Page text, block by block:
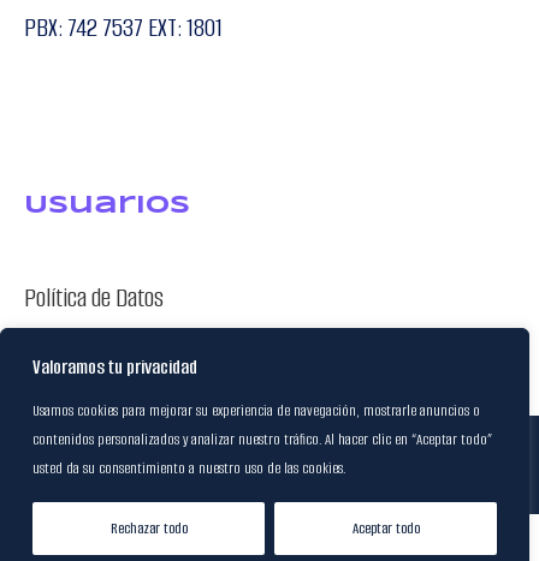
Valoramos tu privacidad
Usamos cookies para mejorar su experiencia de navegación, mostrarle anuncios o
contenidos personalizados y analizar nuestro tráfico. Al hacer clic en “Aceptar todo”
usted da su consentimiento a nuestro uso de las cookies.
Rechazar todo Aceptar todo
PBX: 742 7537 EXT: 1801
USuarios
Política de Datos
© 2024 M&R Internacional|
Desarrollado por